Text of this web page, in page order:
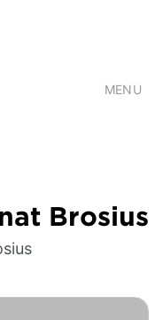
MENU
Brosius